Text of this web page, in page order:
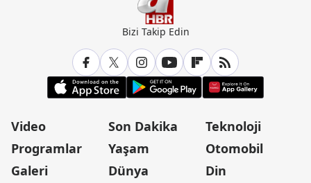
Bizi Takip Edin
Video
Programlar
Galeri
Son Dakika
Yaşam
Dünya
Teknoloji
Otomobil
Din